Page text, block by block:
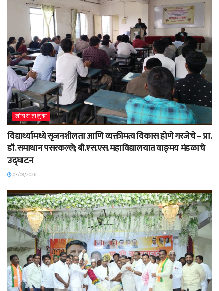
लोहारा तालुका
विद्यार्थ्यामध्ये सृजनशीलता आणि व्यक्तीमत्व विकास होणे गरजेचे – प्रा.
डॉ. समाधान पसरकल्ले; बी.एस.एस. महाविद्यालयात वाङ्‌मय मंडळाचे
उद्घाटन
03/08/2026